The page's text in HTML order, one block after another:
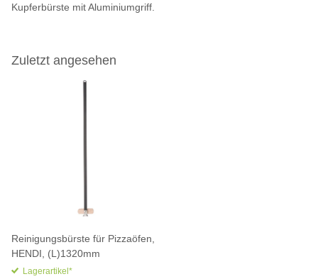
Kupferbürste mit Aluminiumgriff.
Zuletzt angesehen
Reinigungsbürste für Pizzaöfen,
HENDI, (L)1320mm
Lagerartikel*